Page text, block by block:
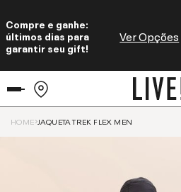
Compre e ganhe:
últimos dias para
garantir seu gift!
Ver Opções
HOME JAQUETA TREK FLEX MEN